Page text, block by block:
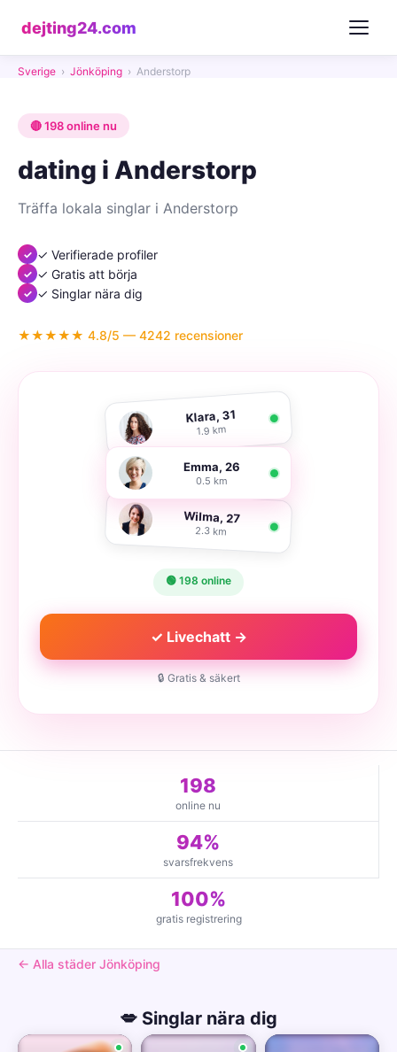
dejting24.com
Sverige › Jönköping › Anderstorp
🔴 198 online nu
dating i Anderstorp
Träffa lokala singlar i Anderstorp
✓ Verifierade profiler
✓ Gratis att börja
✓ Singlar nära dig
★★★★★ 4.8/5 — 4242 recensioner
Klara, 31
1.9 km
Emma, 26
0.5 km
Wilma, 27
2.3 km
🟢 198 online
✓ Livechatt →
🔒 Gratis & säkert
198
online nu
94%
svarsfrekvens
100%
gratis registrering
← Alla städer Jönköping
💋 Singlar nära dig